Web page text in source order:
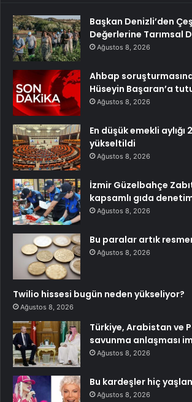
Başkan Denizli’den
Değerlerine Tarımsal
Ağustos 8, 2026
Ahbap
Hüseyin Başaran’a
Ağustos 8, 2026
En düşük emekli
yükseltildi
Ağustos 8, 2026
İzmir Güzelbahçe
kapsamlı gıda
Ağustos 8, 2026
Bu paralar artık
Ağustos 8, 2026
Twilio hissesi bugün neden yükseliyor?
Ağustos 8, 2026
Türkiye, Arabistan ve
savunma anlaşması
Ağustos 8, 2026
Bu kardeşler hiç
Ağustos 8, 2026